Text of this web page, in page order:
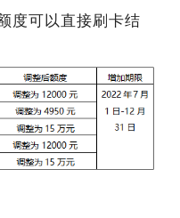
度可以直接刷卡结